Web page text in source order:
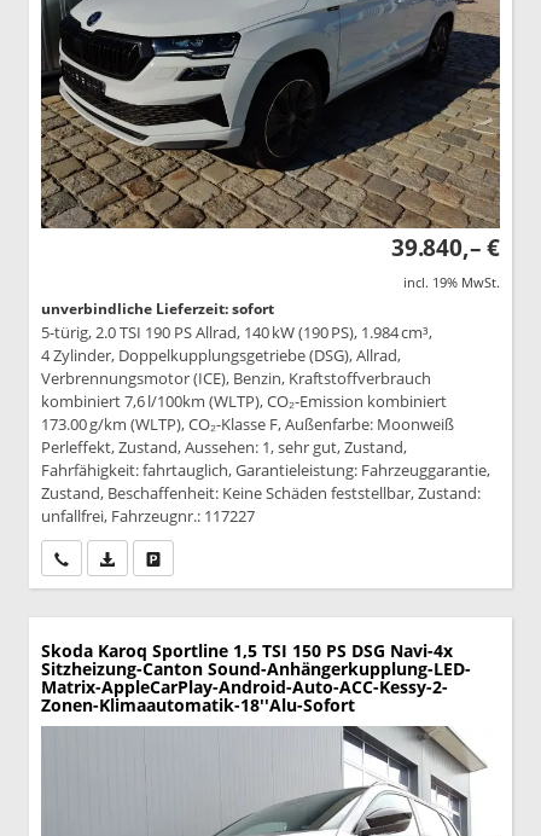
39.840,– €
incl. 19% MwSt.
unverbindliche Lieferzeit: sofort
5-türig, 2.0 TSI 190 PS Allrad, 140 kW (190 PS), 1.984 cm³,
4 Zylinder, Doppelkupplungsgetriebe (DSG), Allrad,
Verbrennungsmotor (ICE), Benzin, Kraftstoffverbrauch
kombiniert 7,6 l/100km (WLTP), CO₂-Emission kombiniert
173.00 g/km (WLTP), CO₂-Klasse F, Außenfarbe: Moonweiß
Perleffekt, Zustand, Aussehen: 1, sehr gut, Zustand,
Fahrfähigkeit: fahrtauglich, Garantieleistung: Fahrzeuggarantie,
Zustand, Beschaffenheit: Keine Schäden feststellbar, Zustand:
unfallfrei, Fahrzeugnr.: 117227
Wir rufen Sie anPDF-Datei, Fahrzeugexposé drucken
Skoda Karoq Sportline 1,5 TSI 150 PS DSG Navi-4x
Sitzheizung-Canton Sound-Anhängerkupplung-LED-
Matrix-AppleCarPlay-Android-Auto-ACC-Kessy-2-
Zonen-Klimaautomatik-18''Alu-Sofort